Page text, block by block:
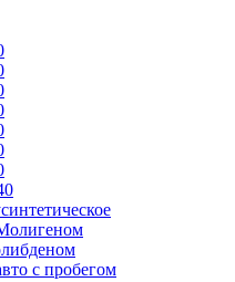
с пробегом